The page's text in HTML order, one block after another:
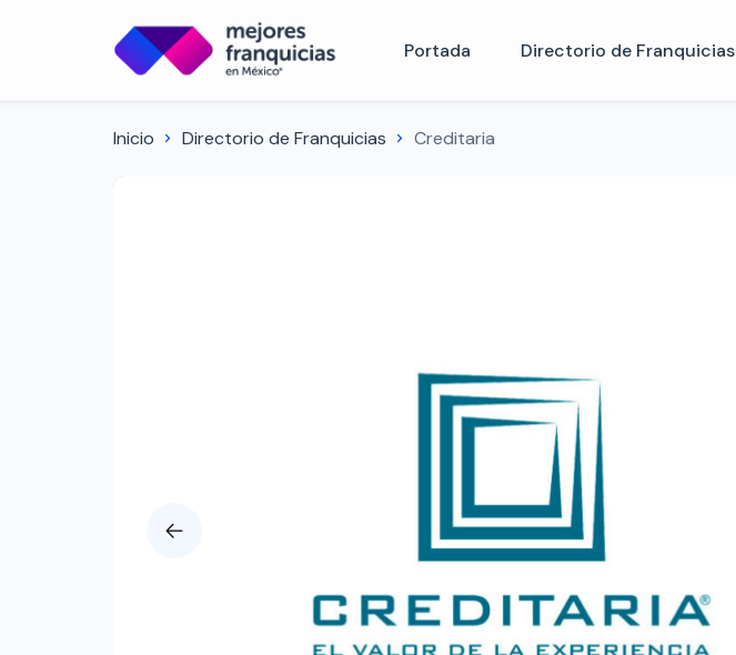
Portada Directorio de Franquicias
Inicio Directorio de Franquicias Creditaria